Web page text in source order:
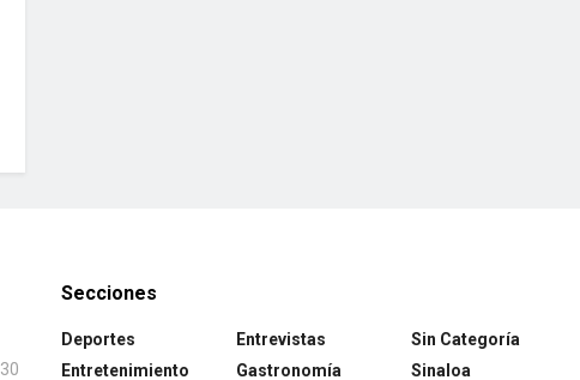
30
Secciones
Deportes
Entretenimiento
Entrevistas
Gastronomía
Sin Categoría
Sinaloa